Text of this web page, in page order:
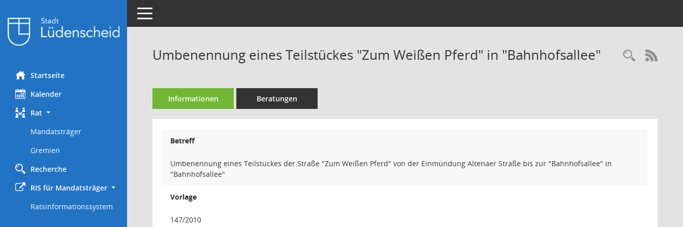
Startseite
Kalender
Rat
Mandatsträger
Gremien
Recherche
RIS für Mandatsträger
Ratsinformationssystem
Toggle navigation
Umbenennung eines Teilstückes "Zum Weißen Pferd" in "Bahnhofsallee"
Informationen Beratungen
Betreff
Umbenennung eines Teilstückes der Straße "Zum Weißen Pferd" von der Einmündung Altenaer Straße bis zur "Bahnhofsallee" in
"Bahnhofsallee"
Vorlage
147/2010